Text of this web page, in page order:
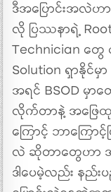
ဒီအပြောင်းအလဲဟ
လို ပြဿနာရဲ့
Technician တွေ
Solution ရှာနိုင်မှ
အရင် BSOD မှာ
လိုက်တာနဲ့ အဖြေထု
ကြောင့် ဘာကြေ
လဲ ဆိုတာတွေဟာ အ
ဒါပေမဲ့လည်း နည်